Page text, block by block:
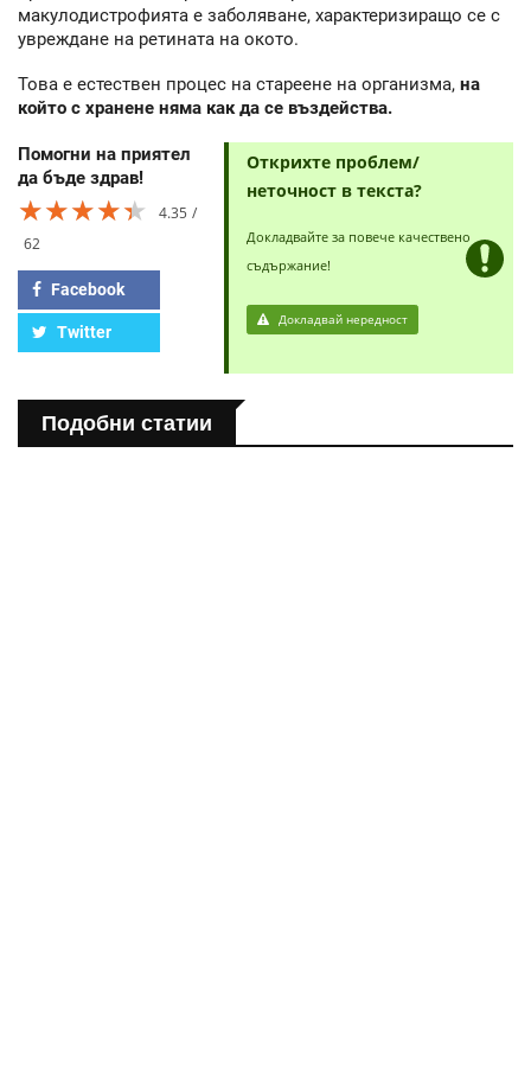
макулодистрофията е заболяване, характеризиращо се с
увреждане на ретината на окото.
Това е естествен процес на стареене на организма, на
който с хранене няма как да се въздейства.
Помогни на приятел
да бъде здрав!
★★★★★
★★★★★
★★★★★
4.35
62
Facebook
Twitter
Открихте проблем/
неточност в текста?
Докладвайте за повече качествено
съдържание!
Докладвай нередност
Подобни статии